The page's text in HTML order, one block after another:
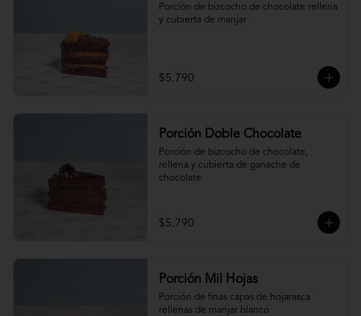
Porción de bizcocho de chocolate rellena
y cubierta de manjar
$5.790
Porción Doble Chocolate
Porción de bizcocho de chocolate,
rellena y cubierta de ganache de
chocolate.
$5.790
Porción Mil Hojas
Porción de finas capas de hojarasca
rellenas de manjar blanco